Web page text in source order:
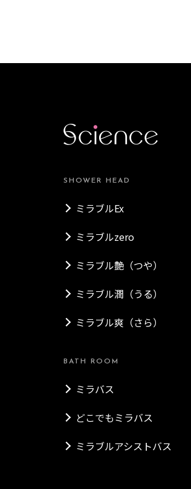
SHOWER HEAD
ミラブルEx
ミラブルzero
ミラブル艶（つや）
ミラブル潤（うる）
ミラブル爽（さら）
BATH ROOM
ミラバス
どこでもミラバス
ミラブルアシストバス